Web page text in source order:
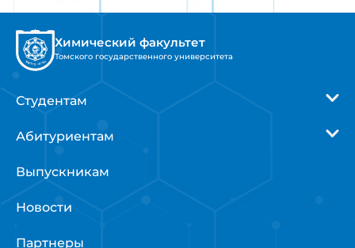
Химический факультет
Томского государственного университета
Студентам
Абитуриентам
Выпускникам
Новости
Партнеры